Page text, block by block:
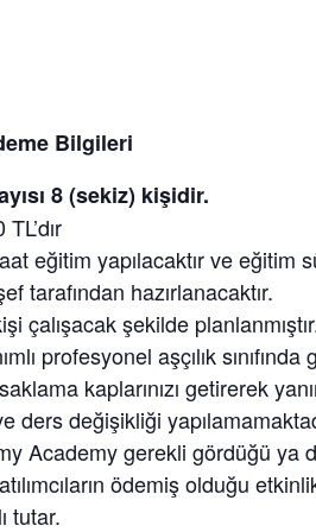
Bilgileri
8 (sekiz) kişidir.
eğitim yapılacaktır ve eğitim
tarafından hazırlanacaktır.
çalışacak şekilde
profesyonel aşçılık
kaplarınızı getirerek
ders değişikliği
Academy gerekli gördüğü ya
ödemiş olduğu
tutar.